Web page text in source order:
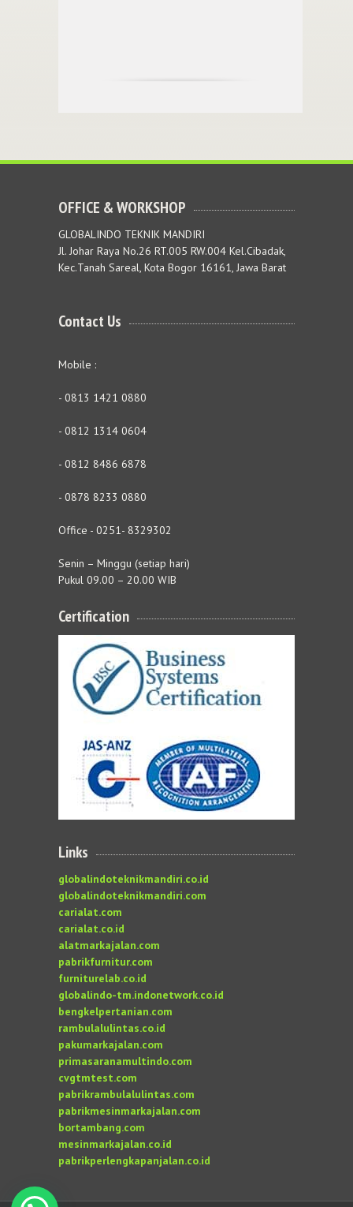
OFFICE & WORKSHOP
GLOBALINDO TEKNIK MANDIRI
Jl. Johar Raya No.26 RT.005 RW.004 Kel.Cibadak,
Kec.Tanah Sareal, Kota Bogor 16161, Jawa Barat
Contact Us
Mobile :
- 0813 1421 0880
- 0812 1314 0604
- 0812 8486 6878
- 0878 8233 0880
Office - 0251- 8329302
Senin – Minggu (setiap hari)
Pukul 09.00 – 20.00 WIB
Certification
Links
globalindoteknikmandiri.co.id
globalindoteknikmandiri.com
carialat.com
carialat.co.id
alatmarkajalan.com
pabrikfurnitur.com
furniturelab.co.id
globalindo-tm.indonetwork.co.id
bengkelpertanian.com
rambulalulintas.co.id
pakumarkajalan.com
primasaranamultindo.com
cvgtmtest.com
pabrikrambulalulintas.com
pabrikmesinmarkajalan.com
bortambang.com
mesinmarkajalan.co.id
pabrikperlengkapanjalan.co.id